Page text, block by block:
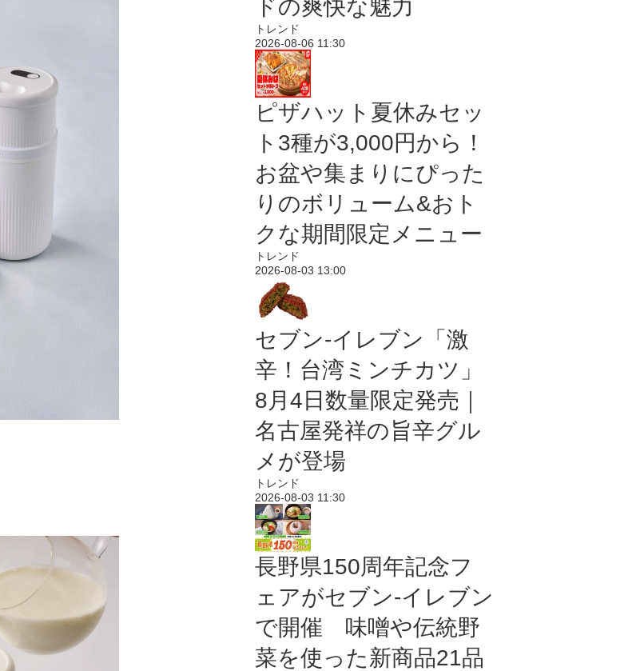
ドの爽快な魅力
トレンド
2026-08-06 11:30
ピザハット夏休みセッ
ト3種が3,000円から！
お盆や集まりにぴった
りのボリューム&おト
クな期間限定メニュー
トレンド
2026-08-03 13:00
セブン-イレブン「激
辛！台湾ミンチカツ」
8月4日数量限定発売｜
名古屋発祥の旨辛グル
メが登場
トレンド
2026-08-03 11:30
長野県150周年記念フ
ェアがセブン-イレブン
で開催 味噌や伝統野
菜を使った新商品21品